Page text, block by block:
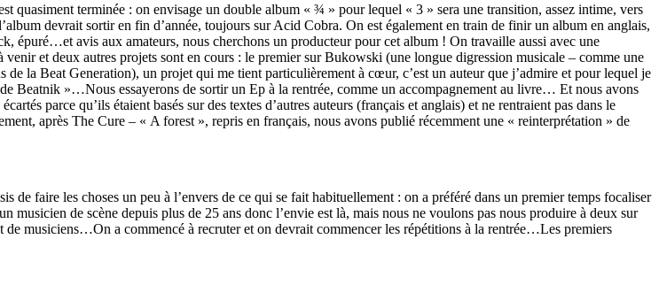
terminée : on envisage un double album « ¾ » pour lequel « 3 » sera une transition, assez intime, vers
devrait sortir en fin d’année, toujours sur Acid Cobra. On est également en train de finir un album en anglais,
épuré…et avis aux amateurs, nous cherchons un producteur pour cet album ! On travaille aussi avec une
et deux autres projets sont en cours : le premier sur Bukowski (une longue digression musicale – comme une
la Beat Generation), un projet qui me tient particulièrement à cœur, c’est un auteur que j’admire et pour lequel je
Beatnik »…Nous essayerons de sortir un Ep à la rentrée, comme un accompagnement au livre… Et nous avons
parce qu’ils étaient basés sur des textes d’autres auteurs (français et anglais) et ne rentraient pas dans le
après The Cure – « A forest », repris en français, nous avons publié récemment une « reinterprétation » de
faire les choses un peu à l’envers de ce qui se fait habituellement : on a préféré dans un premier temps focaliser
de scène depuis plus de 25 ans donc l’envie est là, mais nous ne voulons pas nous produire à deux sur
musiciens…On a commencé à recruter et on devrait commencer les répétitions à la rentrée…Les premiers